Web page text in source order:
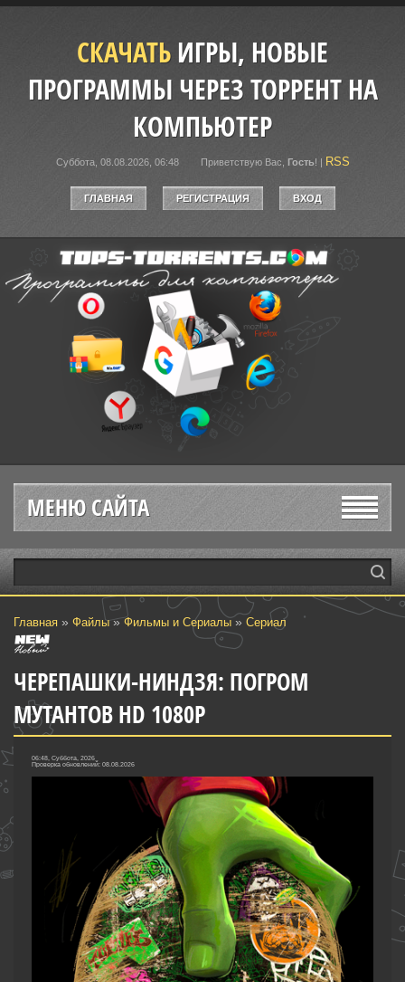
СКАЧАТЬИГРЫ, НОВЫЕ
ПРОГРАММЫ ЧЕРЕЗ ТОРРЕНТ НА
КОМПЬЮТЕР
Суббота, 08.08.2026, 06:48 Приветствую Вас Гость! | RSS
ГЛАВНАЯ РЕГИСТРАЦИЯ ВХОД
МЕНЮ САЙТА
Главная » Файлы»Фильмы и Сериалы» Сериал
ЧЕРЕПАШКИ-НИНДЗЯ: ПОГРОМ
МУТАНТОВ HD 1080P
06:48, Суббота, 2026
Проверка обновлений: 08.08.2026